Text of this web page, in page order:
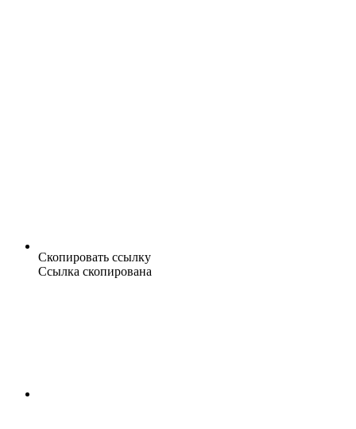
Скопировать ссылку
Ссылка скопирована